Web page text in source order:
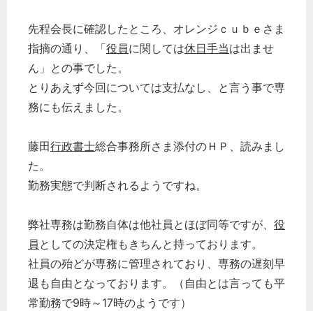
先程会長に確認したところ、オレンジｃｕｂｅさま
指摘の通り、「役員に関しては休日手当は出ませ
ん」との事でした。
とりあえず今回については支払なし、と言う事で専
務にも伝えました。
藤田行政書士総合事務所さま添付のＨＰ、読みまし
た。
勤務実態で判断されるようですね。
弊社専務は勤務自体は他社員とほぼ同等ですが、 役
員 としての決定権もきちんと持っております。
社員の殆どが専務に管理されており、専務の遅刻早
退も自由となっております。（自由とは言っても平
常勤務で9時～17時のようです）
労務管理
税務経理
企業法務
経営の知恵
総務の給湯室
秘書のノウハウ